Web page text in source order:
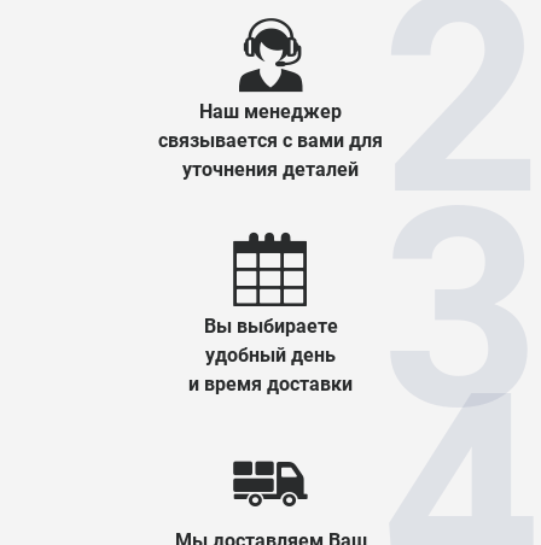
Наш менеджер
связывается с вами для
уточнения деталей
Вы выбираете
удобный день
и время доставки